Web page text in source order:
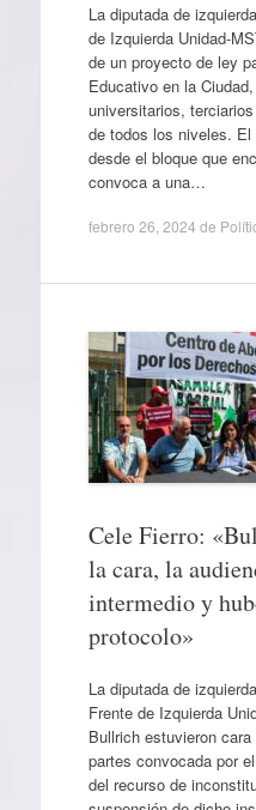
La diputada de
de Izquierda Unidad-
de un proyecto de ley
Educativo en la
universitarios,
de todos los niveles.
desde el bloque que
convoca a una…
febrero 26, 2024 de
Cele Fierro:
la cara, la
intermedio y
protocolo»
La diputada de
Frente de Izquierda
Bullrich estuvieron
partes convocada por
del recurso de